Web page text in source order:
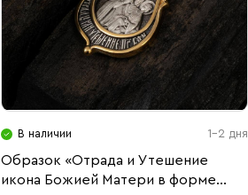
В наличии 1-2 дня
Образок «Отрада и Утешение
икона Божией Матери в форме